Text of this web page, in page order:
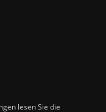
lesen Sie die